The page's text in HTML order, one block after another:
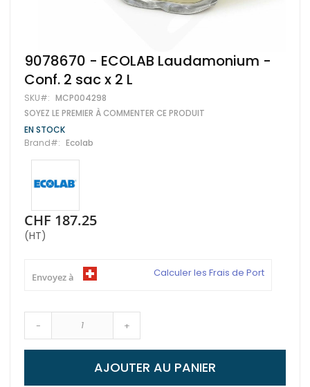
Skip
to
the
beginning
of
the
images
gallery
9078670 - ECOLAB Laudamonium -
Conf. 2 sac x 2 L
SKU MCP004298
SOYEZ LE PREMIER À COMMENTER CE PRODUIT
EN STOCK
Brand
Ecolab
CHF 187.25
(HT)
Envoyez à Calculer les Frais de Port
- +
AJOUTER AU PANIER